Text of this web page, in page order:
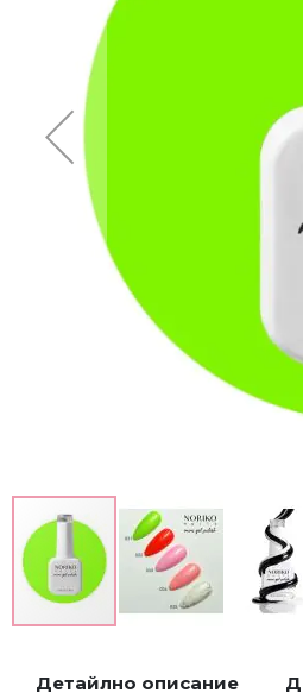
началото
Детайлно описание